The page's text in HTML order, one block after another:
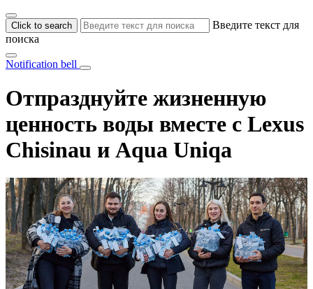
Click to search
Введите текст для
поиска
Notification bell
Отпразднуйте жизненную
ценность воды вместе с Lexus
Chisinau и Aqua Uniqa